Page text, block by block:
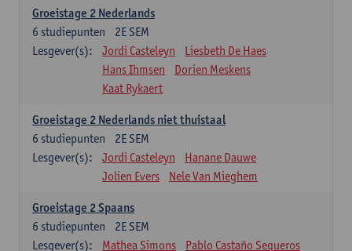
Groeistage 2 Nederlands
2E SEM
6 studiepunten
Lesgever(s):
Jordi Casteleyn
Liesbeth De Haes
Hans Ihmsen
Dorien Meskens
Kaat Rykaert
Groeistage 2 Nederlands niet thuistaal
2E SEM
6 studiepunten
Lesgever(s):
Jordi Casteleyn
Hanane Dauwe
Jolien Evers
Nele Van Mieghem
Groeistage 2 Spaans
2E SEM
6 studiepunten
Lesgever(s):
Mathea Simons Pablo Castaño Sequeros